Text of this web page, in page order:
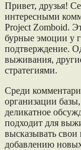
Привет, друзья!
интересными
Project Zomboid.
бурные эмоции у
подтверждение.
выживания,
стратегиями.
Среди
организации
деликатное
подходит для
высказывать
добавлению